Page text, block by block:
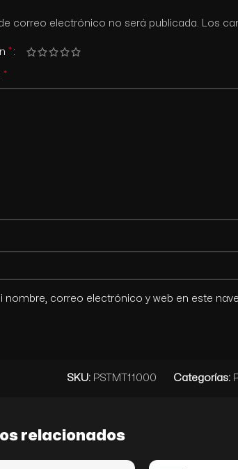
correo electrónico no será publicada. Los
*
*
nombre, correo electrónico y web en este
SKU: PSTMT11000 Categorías:
relacionados